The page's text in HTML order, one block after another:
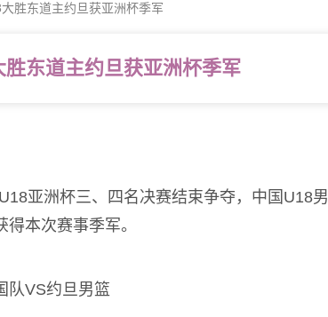
胜东道主约旦获亚洲杯季军
东道主约旦获亚洲杯季军
亚洲杯三、四名决赛结束争夺，中国U18男
本次赛事季军。